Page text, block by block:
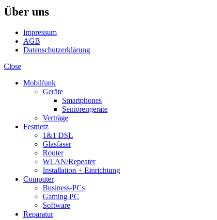
Über uns
Impressum
AGB
Datenschutzerklärung
Close
Mobilfunk
Geräte
Smartphones
Seniorengeräte
Verträge
Festnetz
1&1 DSL
Glasfaser
Router
WLAN/Repeater
Installation + Einrichtung
Computer
Business-PCs
Gaming PC
Software
Reparatur